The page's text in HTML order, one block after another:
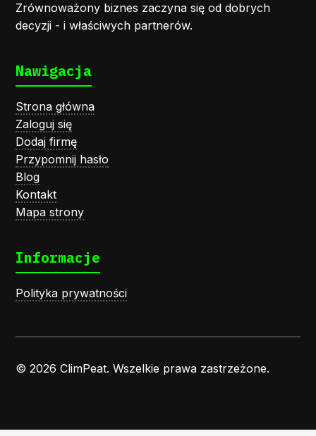
Zrównoważony biznes zaczyna się od dobrych
decyzji - i właściwych partnerów.
Nawigacja
Strona główna
Zaloguj się
Dodaj firmę
Przypomnij hasło
Blog
Kontakt
Mapa strony
Informacje
Polityka prywatności
© 2026 ClimPeat. Wszelkie prawa zastrzeżone.